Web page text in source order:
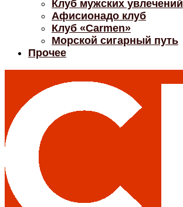
Клуб мужских увлечений
Афисионадо клуб
Клуб «Carmen»
Морской сигарный путь
Прочее